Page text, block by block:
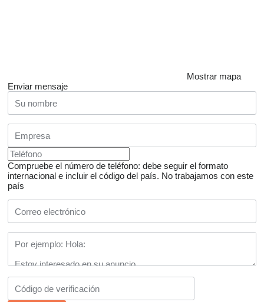
Mostrar mapa
Enviar mensaje
Compruebe el número de teléfono: debe seguir el formato
internacional e incluir el código del país. No trabajamos con este
país